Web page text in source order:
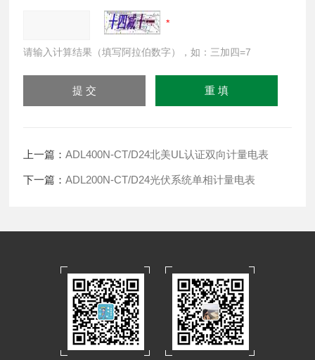
请输入计算结果（填写阿拉伯数字），如：三加四=7
上一篇：ADL400N-CT/D24北美UL认证双向计量电表
下一篇：ADL200N-CT/D24光伏系统单相计量电表